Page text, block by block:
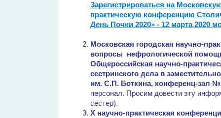
Зарегистрироваться на
практическую конференцию
День Почки 2020» - 12 марта 2020
Московская городская научно-
вопросы нефрологической
Общероссийская научно-
сестринского дела в
им. С.П. Боткина, конференц-зал
персонал. Просим довести эту
сестер).
X научно-практическая